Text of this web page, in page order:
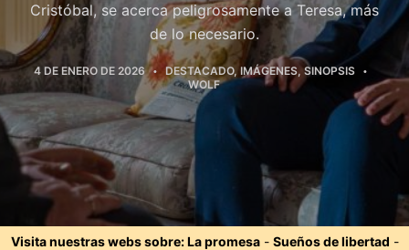
Cristóbal, se acerca peligrosamente a Teresa, más
de lo necesario.
4 DE ENERO DE 2026 DESTACADO,IMÁGENES,SINOPSIS
WOLF
Visita nuestras webs sobre:La promesa- Sueños de libertad -